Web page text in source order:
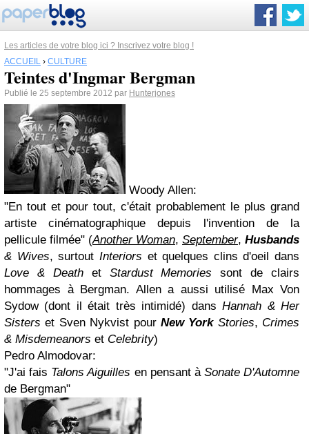
Les articles de votre blog ici ? Inscrivez votre blog !
ACCUEIL › CULTURE
Teintes d'Ingmar Bergman
Publié le 25 septembre 2012 par Hunterjones
Woody Allen:
"En tout et pour tout, c'était probablement le plus grand
artiste cinématographique depuis l'invention de la
pellicule filmée" (Another Woman, September, Husbands
& Wives, surtout Interiors et quelques clins d'oeil dans
Love & Deathet Stardust Memories sont de clairs
hommages à Bergman. Allen a aussi utilisé Max Von
Sydow (dont il était très intimidé) dansHannah & Her
Sisters et Sven Nykvist pour New YorkStories, Crimes
& Misdemeanors et Celebrity)
Pedro Almodovar:
"J'ai fais Talons Aiguilles en pensant à Sonate D'Automne
de Bergman"